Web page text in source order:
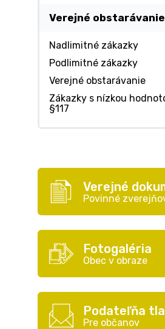
Verejné obstarávanie
Nadlimitné zákazky
Podlimitné zákazky
Verejné obstarávanie
Zákazky s nízkou
§117
Verejné
Povinné
Fotogaléria
Obec v obraze
Podateľňa
Pre občanov